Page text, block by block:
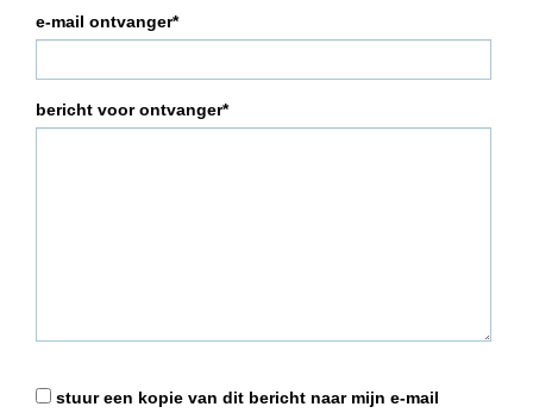
e-mail ontvanger*
bericht voor ontvanger*
stuur een kopie van dit bericht naar mijn e-mail